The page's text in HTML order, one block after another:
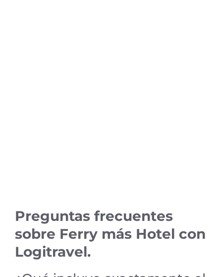
Preguntas frecuentes
sobre Ferry más Hotel con
Logitravel.